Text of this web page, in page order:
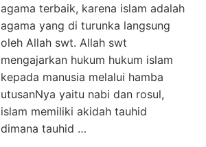
agama terbaik, karena islam adalah
agama yang di turunka langsung
oleh Allah swt. Allah swt
mengajarkan hukum hukum islam
kepada manusia melalui hamba
utusanNya yaitu nabi dan rosul,
islam memiliki akidah tauhid
dimana tauhid …